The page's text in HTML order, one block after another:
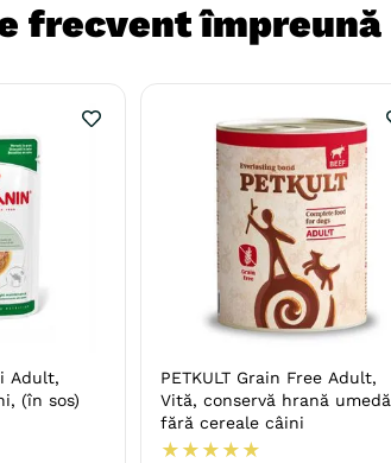
frecvent împreună
Adult,
(în sos)
PETKULT Grain Free Adult,
Vită, conservă hrană umedă
fără cereale câini
★ ★ ★ ★ ★